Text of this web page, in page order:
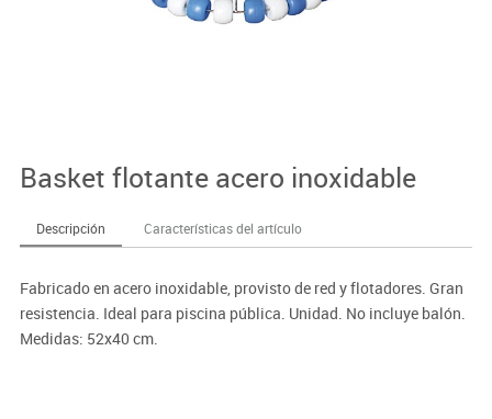
Basket flotante acero inoxidable
Descripción Características del artículo
Fabricado en acero inoxidable, provisto de red y flotadores. Gran
resistencia. Ideal para piscina pública. Unidad. No incluye balón.
Medidas: 52x40 cm.